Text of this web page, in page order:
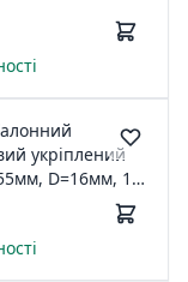
укріплений
D=16мм, 17,
21мм HT-1604
HT-1604